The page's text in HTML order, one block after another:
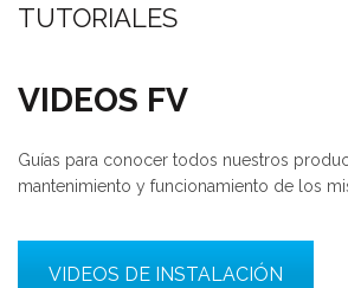
TUTORIALES
VIDEOS FV
Guías para conocer todos nuestros
mantenimiento y funcionamiento de los
VIDEOS DE INSTALACIÓN